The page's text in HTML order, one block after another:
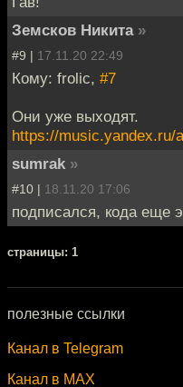
Земсков Никита »
#9 | 17.11.20 22:49
Кому: frolic, #7
Они уже выходят.
https://music.yandex.ru/
sumrаk »
#10 | 18.11.20 17:06
подписался, кода еще
cтраницы: 1
полезные ссылки
Канал в Telegram
Канал в MAX